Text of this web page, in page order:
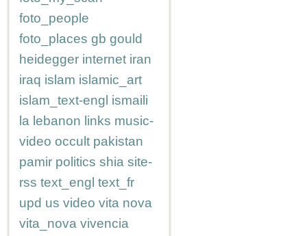
foto_people
foto_places gb gould
heidegger internet iran
iraq islam islamic_art
islam_text-engl ismaili
la lebanon links music-
video occult pakistan
pamir politics shia site-
rss text_engl text_fr
upd us video vita nova
vita_nova vivencia